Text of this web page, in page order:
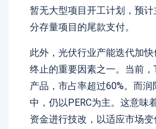
暂无大型项目开工计划，预
分存量项目的尾款支付。
此外，光伏行业产能迭代加
终止的重要因素之一。当前，
产品，市占率超过60%。而
中，仍以PERC为主。这意味
资金进行技改，以适应市场变